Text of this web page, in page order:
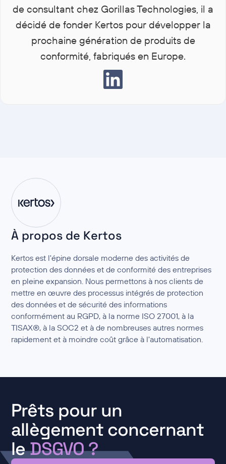
de consultant chez Gorillas Technologies, il a
décidé de fonder Kertos pour développer la
prochaine génération de produits de
conformité, fabriqués en Europe.
À propos de Kertos
Kertos est l'épine dorsale moderne des activités de
protection des données et de conformité des entreprises
en pleine expansion. Nous permettons à nos clients de
mettre en œuvre des processus intégrés de protection
des données et de sécurité des informations
conformément au RGPD, à la norme ISO 27001, à la
TISAX®, à la SOC2 et à de nombreuses autres normes
rapidement et à moindre coût grâce à l'automatisation.
Prêts pour un
allègement concernant
leDSGVO?